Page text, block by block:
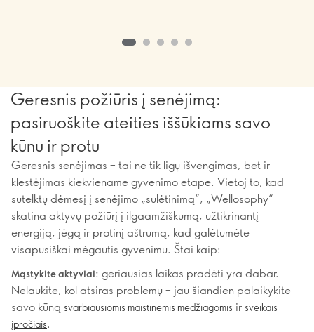
Rekomenduoju.“”
Geresnis požiūris į senėjimą:
pasiruoškite ateities iššūkiams savo
kūnu ir protu
Geresnis senėjimas – tai ne tik ligų išvengimas, bet ir
klestėjimas kiekviename gyvenimo etape. Vietoj to, kad
sutelktų dėmesį į senėjimo „sulėtinimą“, „Wellosophy“
skatina aktyvų požiūrį į ilgaamžiškumą, užtikrinantį
energiją, jėgą ir protinį aštrumą, kad galėtumėte
visapusiškai mėgautis gyvenimu. Štai kaip:
Mąstykite aktyviai: geriausias laikas pradėti yra dabar.
Nelaukite, kol atsiras problemų – jau šiandien palaikykite
savo kūną svarbiausiomis maistinėmis medžiagomis ir sveikais
įpročiais.